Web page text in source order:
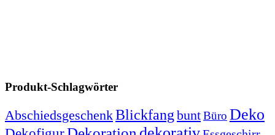
Produkt-Schlagwörter
AbschiedsgeschenkBlickfang buntBüro Deko